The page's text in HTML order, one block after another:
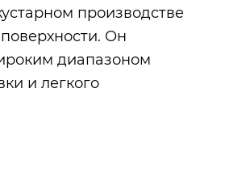
производстве
Он
диапазоном
и легкого